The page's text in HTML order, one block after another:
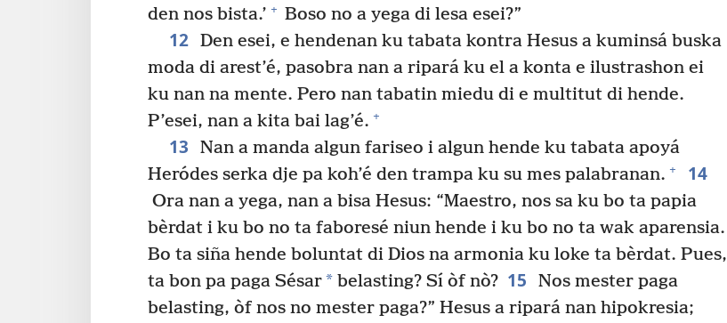
den nos bista.’ + Boso no a yega di lesa esei?”
12 Den esei, e hendenan ku tabata kontra Hesus a kuminsá buska
moda di arest’é, pasobra nan a ripará ku el a konta e ilustrashon ei
ku nan na mente. Pero nan tabatin miedu di e multitut di hende.
P’esei, nan a kita bai lag’é. +
13
Nan a manda algun fariseo i algun hende ku tabata apoyá
Heródes serka dje pa koh’é den trampa ku su mes palabranan. + 14
Ora nan a yega, nan a bisa Hesus: “Maestro, nos sa ku bo ta papia
bèrdat i ku bo no ta faboresé niun hende i ku bo no ta wak aparensia.
Bo ta siña hende boluntat di Dios na armonia ku loke ta bèrdat. Pues,
ta bon pa paga Sésar* belasting? Sí òf nò? 15
Nos mester paga
belasting, òf nos no mester paga?” Hesus a ripará nan hipokresia;